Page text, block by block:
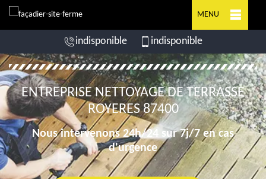
MENU
indisponible indisponible
ENTREPRISE NETTOYAGE DE TERRASSE
ROYERES 87400
Nous intervenons 24h/24 sur 7j/7 en cas
d'urgence